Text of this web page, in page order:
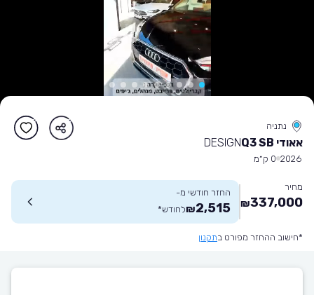
נתניה
אאודי Q3 SB DESIGN
2026 0 ק״מ
מחיר
337,000
₪
החזר חודשי מ-
2,515
₪לחודש*
*חישוב ההחזר מפורט בתקנון